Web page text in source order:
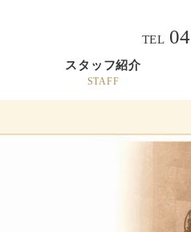
TEL
スタッフ紹介
STAFF